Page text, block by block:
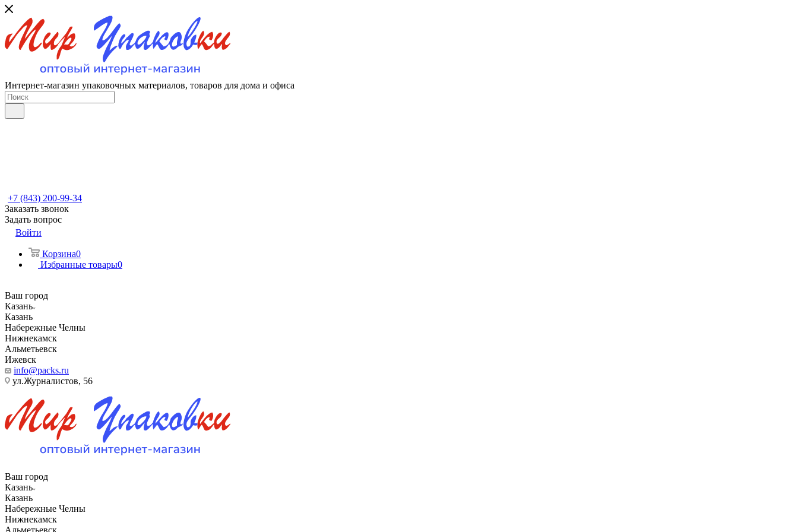
Интернет-магазин упаковочных материалов, товаров для дома и офиса
+7 (843) 200-99-34
Заказать звонок
Задать вопрос
Войти
Корзина0
Избранные товары0
Ваш город
Казань
Казань
Набережные Челны
Нижнекамск
Альметьевск
Ижевск
info@packs.ru
ул.Журналистов, 56
Ваш город
Казань
Казань
Набережные Челны
Нижнекамск
Альметьевск